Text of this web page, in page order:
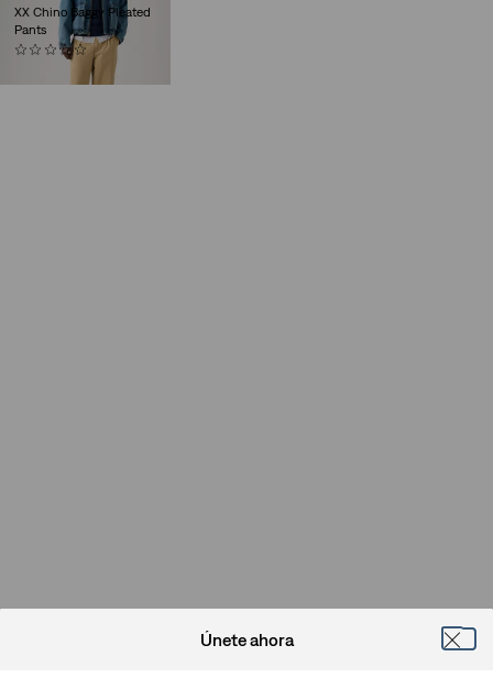
XX Chino Baggy Pleated
Pants
(0)
Únete ahora